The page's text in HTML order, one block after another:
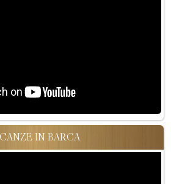
IN BARCA